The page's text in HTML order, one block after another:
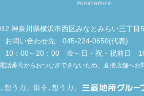
神奈川県横浜市西区みなとみらい三丁目
お問い合わせ先 045-224-0650(代表)
：00～20：00 金～日・祝・祝前日
番号からおつなぎできないため、直接店舗へお